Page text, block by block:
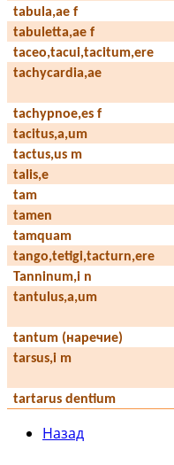
tabula,ae f
tabuletta,ae f
taceo,tacui,tacitum,ere
tachycardia,ae
tachypnoe,es f
tacitus,a,um
tactus,us m
talis,e
tam
tamen
tamquam
tango,tetigi,tacturn,ere
Tanninum,i n
tantulus,a,um
tantum (наречие)
tarsus,i m
tartarus dentium
Назад